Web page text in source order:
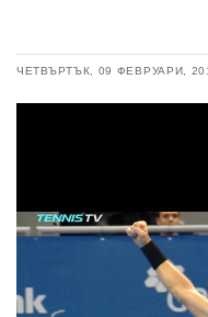
ЧЕТВЪРТЪК, 09 ФЕВРУАРИ,